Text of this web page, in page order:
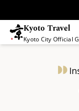
Kyoto Travel
Kyoto City Official